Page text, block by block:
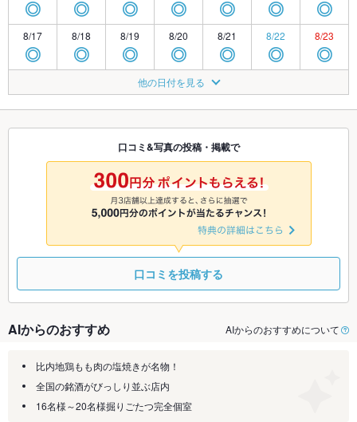
◎ ◎ ◎ ◎ ◎ ◎ ◎
8/17
◎
8/18
◎
8/19
◎
8/20
◎
8/21
◎
8/22
◎
8/23
◎
TEL ◎
8/26
◎
8/27
◎
8/28
◎ ◎ ◎
8/31 9/1 9/2
◎
9/3
◎
9/4
◎
9/5 9/6
9/9
◎ ◎ ◎ ◎
他の日付を見る
口コミ&写真の投稿・掲載で
口コミを投稿する
AIからのおすすめ AIからのおすすめについて
比内地鶏もも肉の塩焼きが名物！
全国の銘酒がびっしり並ぶ店内
16名様～20名様掘りごたつ完全個室